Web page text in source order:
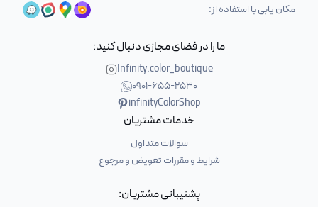
مکان یابی با استفاده از:
ما را در فضای مجازی دنبال کنید:
Infinity.color_boutique
0901-655-2530
infinityColorShop
خدمات مشتریان
سوالات متداول
شرایط و مقررات تعویض و مرجوع
پشتیبانی مشتریان: